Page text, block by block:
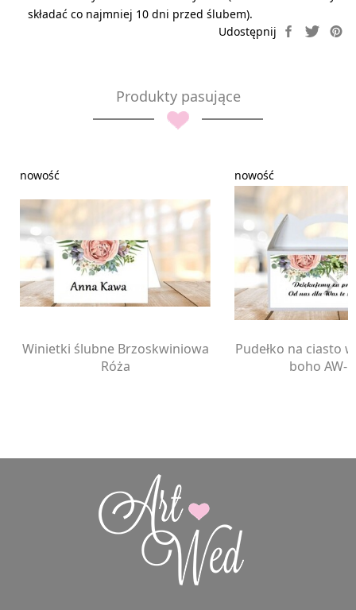
składać co najmniej 10 dni przed ślubem).
Produkty pasujące
Winietki ślubne Brzoskwiniowa
Róża
Pudełko na ciasto
boho AW-